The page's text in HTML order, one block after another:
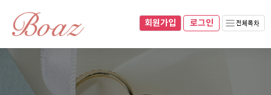
070-8281-0493
네이버블로그
로그인
회원가입 로그인